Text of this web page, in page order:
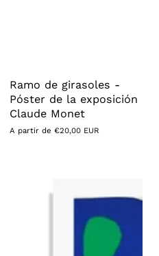
Ramo de girasoles -
Póster de la exposición
Claude Monet
Precio
habitual
A partir de €20,00 EUR